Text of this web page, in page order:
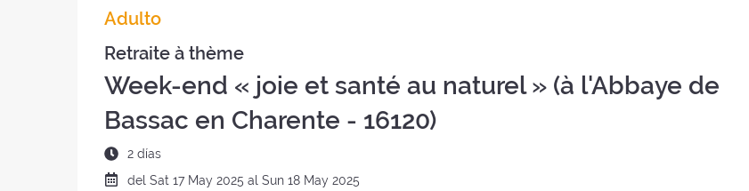
Adulto
Retraite à thème
Week-end « joie et santé au naturel » (à l'Abbaye de
Bassac en Charente - 16120)
Duración
del
2 días
Fecha
del Sat 17 May 2025 al Sun 18 May 2025